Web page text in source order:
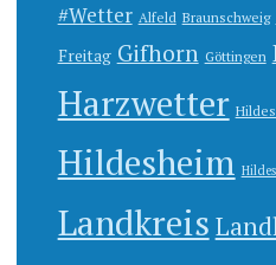
#Wetter Alfeld Braunschweig
Freitag Gifhorn Göttingen
Harzwetter
Hildesheim
Landkreis